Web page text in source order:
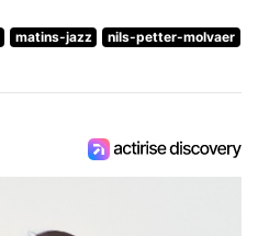
matins-jazz
nils-petter-molvaer